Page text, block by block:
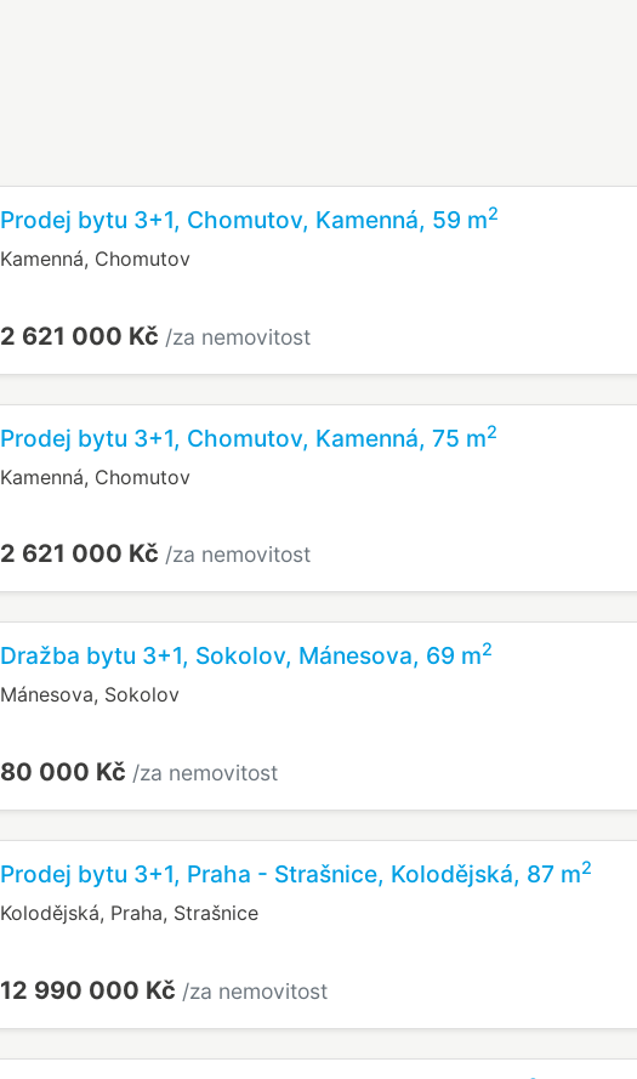
Prodej bytu 3+1, Chomutov, Kamenná, 59 m2
Kamenná, Chomutov
2 621 000 Kč /za nemovitost
Prodej bytu 3+1, Chomutov, Kamenná, 75 m2
Kamenná, Chomutov
2 621 000 Kč /za nemovitost
Dražba bytu 3+1, Sokolov, Mánesova, 69 m2
Mánesova, Sokolov
80 000 Kč /za nemovitost
Prodej bytu 3+1, Praha - Strašnice, Kolodějská, 87 m2
Kolodějská, Praha, Strašnice
12 990 000 Kč /za nemovitost